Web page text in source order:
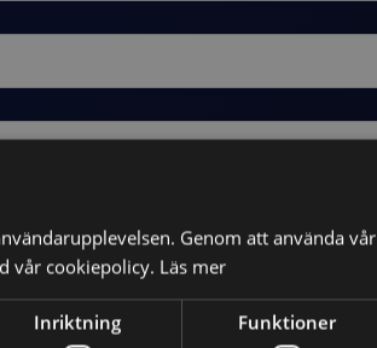
Genom att använda vår
vår cookiepolicy. Läs mer
Inriktning Funktioner